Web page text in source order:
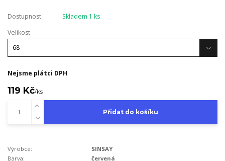
Dostupnost
Skladem 1 ks
Velikost
Nejsme plátci DPH
119 Kč/ks
Přidat do košíku
Výrobce:
SINSAY
Barva:
červená